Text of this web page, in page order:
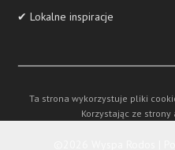
✔ Lokalne inspiracje
Ta strona wykorzystuje pliki
Korzystając ze strony